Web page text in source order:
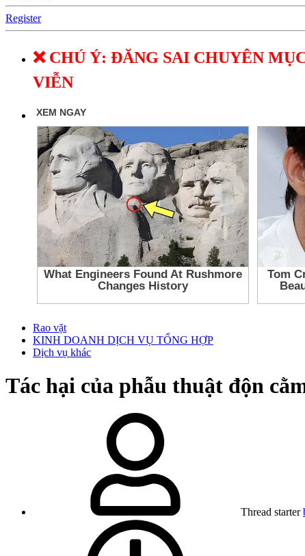
Register
❌ CHÚ Ý: ĐĂNG SAI CHUYÊN
VIỄN
Rao vặt
KINH DOANH DỊCH VỤ TỔNG HỢP
Dịch vụ khác
Tác hại của phẫu thuật độn
Thread starter